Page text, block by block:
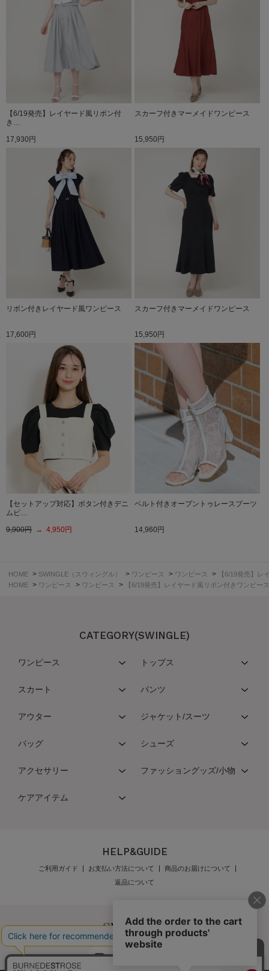
【6/19発売】レイヤード風リボン付
き…
17,930円
スカーフ付きマーメイドワンピース
15,950円
リボン付きレイヤード風ワンピース
17,600円
スカーフ付きマーメイドワンピース
15,950円
【セットアップ対応】ボタン付きデニ
ムビ…
9,900円 → 4,950円
ベルト付きオープントゥレースブーツ
14,960円
HOME > SWINGLE（スウィングル） > ワンピース > ワンピース >
【6/19発売】レ
HOME > ワンピース > ワンピース > 【6/19発売】レイヤード風リボン付きワンピース
CATEGORY(SWINGLE)
ワンピース トップス
スカート パンツ
アウター ジャケット/スーツ
バッグ シューズ
アクセサリー ファッショングッズ/小物
ケアアイテム
HELP&GUIDE
ご利用ガイド お支払い方法について
商品のお届けについて
返品について